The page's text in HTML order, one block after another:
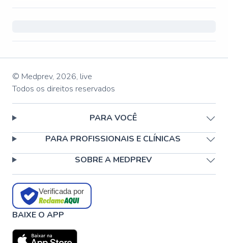
© Medprev, 2026, live
Todos os direitos reservados
PARA VOCÊ
PARA PROFISSIONAIS E CLÍNICAS
SOBRE A MEDPREV
Verificada por
BAIXE O APP